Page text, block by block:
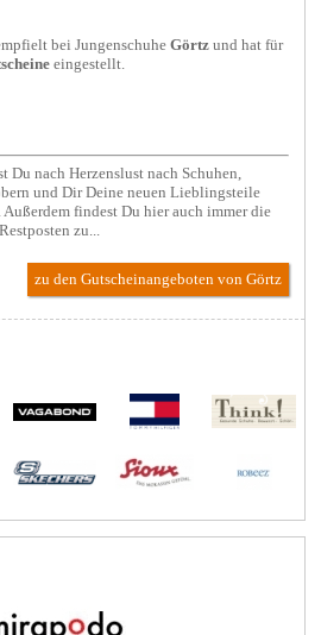
beiJungenschuhe Görtz und hat für
eingestellt.
Du nach Herzenslust nach Schuhen,
und Dir Deine neuen Lieblingsteile
findest Du hier auch immer die
zu...
zu den Gutscheinangeboten von Görtz